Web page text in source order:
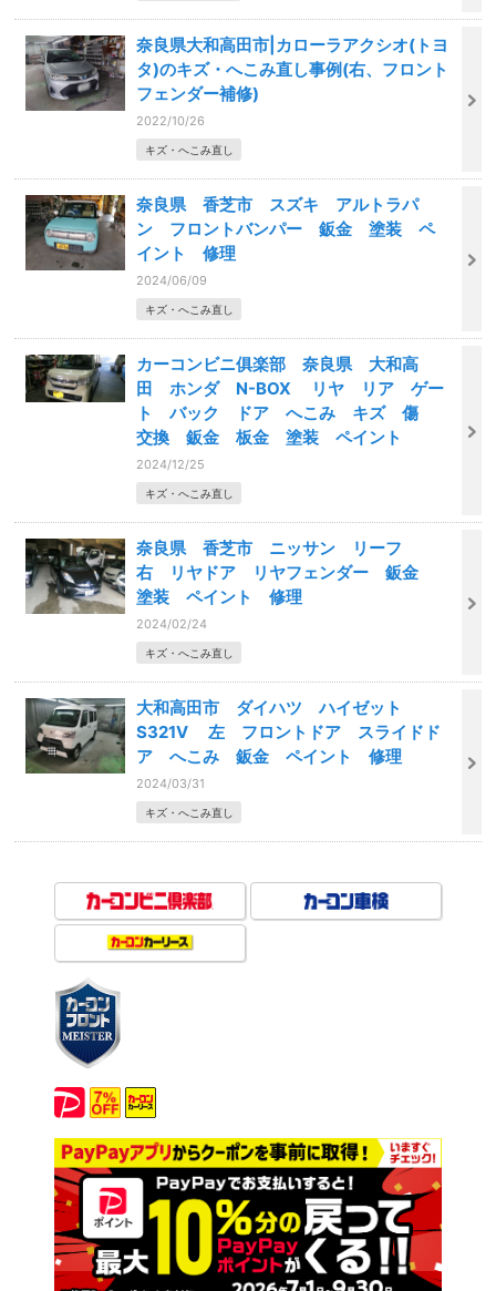
奈良県大和高田市|カローラアクシオ(トヨ
タ)のキズ・へこみ直し事例(右、フロント
フェンダー補修)
2022/10/26
キズ・へこみ直し
奈良県 香芝市 スズキ アルトラパ
ン フロントバンパー 鈑金 塗装 ペ
イント 修理
2024/06/09
キズ・へこみ直し
カーコンビニ俱楽部 奈良県 大和高
田 ホンダ N-BOX リヤ リア ゲー
ト バック ドア へこみ キズ 傷
交換 鈑金 板金 塗装 ペイント
2024/12/25
キズ・へこみ直し
奈良県 香芝市 ニッサン リーフ
右 リヤドア リヤフェンダー 鈑金
塗装 ペイント 修理
2024/02/24
キズ・へこみ直し
大和高田市 ダイハツ ハイゼット
S321V 左 フロントドア スライドド
ア へこみ 鈑金 ペイント 修理
2024/03/31
キズ・へこみ直し